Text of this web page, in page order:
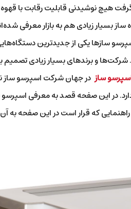
هیچ نوشیدنی قابلیت رقابت با قهوه
بسیار زیادی هم به بازار معرفی
سازها یکی از جدیدترین
شرکت‌ها و برندهای بسیار زیادی
سازدر جهان شرکت اسپرسو ساز
در این صفحه قصد به معرفی اسپرسو
راهنمایی که قرار است در این صفحه به